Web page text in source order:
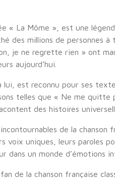
« La Môme », est une
des millions de personnes
je ne regrette rien » ont
aujourd’hui.
lui, est reconnu pour ses
telles que « Ne me
des histoires
de la chanson
voix uniques, leurs paroles
dans un monde d’émotions
de la chanson française